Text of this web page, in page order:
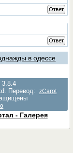
Ответ
Ответ
в одессе
3.8.4
Перевод:
zCarot
- Галерея